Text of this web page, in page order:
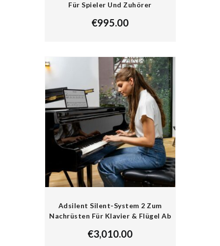
Für Spieler Und Zuhörer
€995.00
Adsilent Silent-System 2 Zum
Nachrüsten Für Klavier & Flügel Ab
€3,010.00